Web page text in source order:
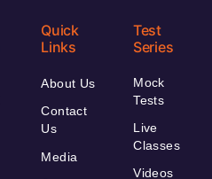
Quick
Links
About Us
Contact
Us
Media
Test
Series
Mock
Tests
Live
Classes
Videos